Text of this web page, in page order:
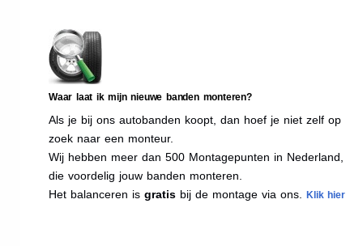
Waar laat ik mijn nieuwe banden monteren?
Als je bij ons autobanden koopt, dan hoef je niet zelf op
zoek naar een monteur.
Wij hebben meer dan 500 Montagepunten in Nederland,
die voordelig jouw banden monteren.
Het balanceren is gratis bij de montage via ons. Klik hier